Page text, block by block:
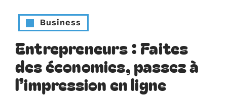
Business
Entrepreneurs : Faites
des économies, passez à
l’impression en ligne